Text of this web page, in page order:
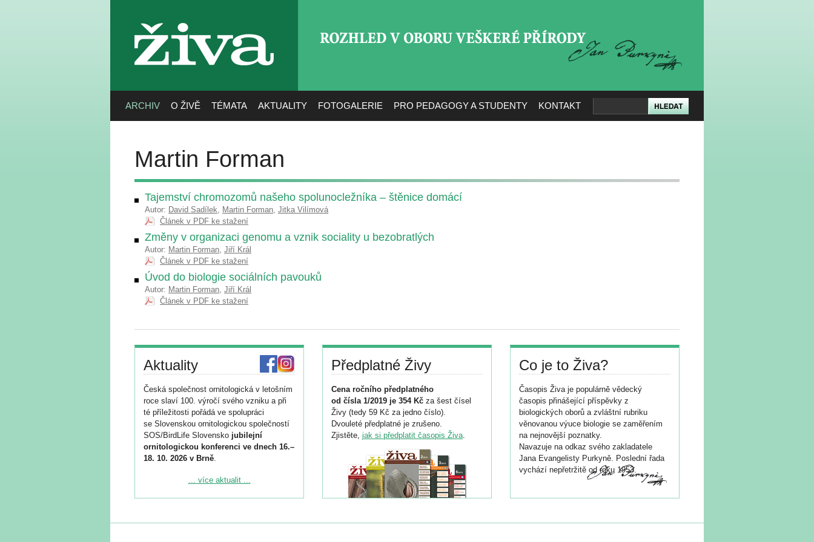
živa
ARCHIV O ŽIVĚ TÉMATA AKTUALITY FOTOGALERIE PRO PEDAGOGY A STUDENTY KONTAKT
Martin Forman
Tajemství chromozomů našeho spolunocležníka – štěnice domácí
Autor: David Sadílek, Martin Forman, Jitka Vilímová
Článek v PDF ke stažení
Změny v organizaci genomu a vznik sociality u bezobratlých
Autor: Martin Forman, Jiří Král
Článek v PDF ke stažení
Úvod do biologie sociálních pavouků
Autor: Martin Forman, Jiří Král
Článek v PDF ke stažení
Aktuality
Česká společnost ornitologická v letošním
roce slaví 100. výročí svého vzniku a při
té příležitosti pořádá ve spolupráci
se Slovenskou ornitologickou společností
SOS/BirdLife Slovensko jubilejní
ornitologickou konferenci ve dnech 16.–
18. 10. 2026 v Brně.
Podrobnější informace ke konferenci
Registrovat se můžete do 6. září.
... více aktualit ...
Předplatné Živy
Cena ročního předplatného
od čísla 1/2019 je 354 Kč za šest čísel
Živy (tedy 59 Kč za jedno číslo).
Dvouleté předplatné je zrušeno.
Zjistěte, jak si předplatit časopis Živa.
Co je to Živa?
Časopis Živa je populárně vědecký
časopis přinášející příspěvky z
biologických oborů a zvláštní rubriku
věnovanou výuce biologie se zaměřením
na nejnovější poznatky.
Navazuje na odkaz svého zakladatele
Jana Evangelisty Purkyně. Poslední řada
vychází nepřetržitě od roku 1953.